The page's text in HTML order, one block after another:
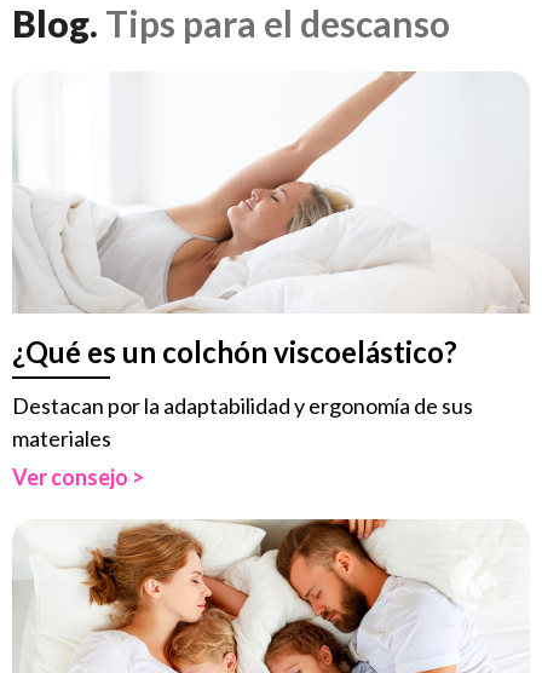
Blog. Tips para el descanso
¿Qué es un colchón viscoelástico?
Destacan por la adaptabilidad y ergonomía de sus
materiales
Ver consejo >